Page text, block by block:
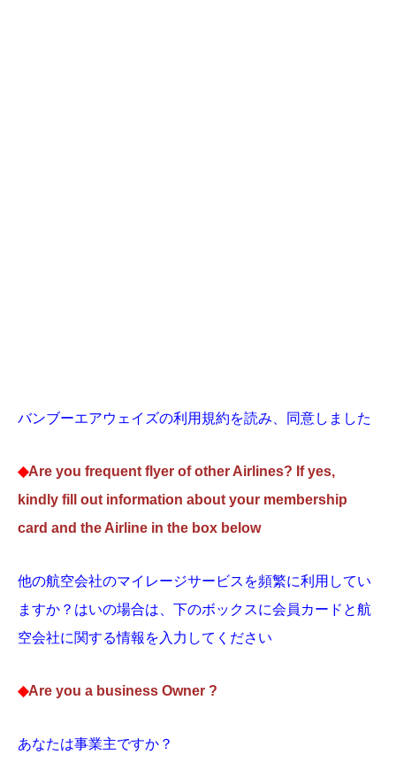
バンブーエアウェイズの利用規約を読み、同意しました
◆Are you frequent flyer of other Airlines? If yes,
kindly fill out information about your membership
card and the Airline in the box below
他の航空会社のマイレージサービスを頻繁に利用してい
ますか？はいの場合は、下のボックスに会員カードと航
空会社に関する情報を入力してください
◆Are you a business Owner ?
あなたは事業主ですか？